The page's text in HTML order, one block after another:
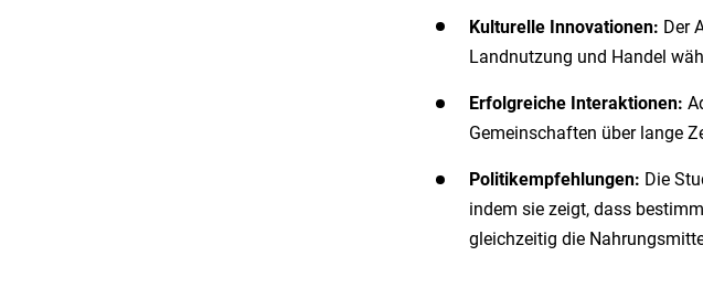
Kulturelle Innovationen: Der
Landnutzung und Handel
Erfolgreiche Interaktionen:
Gemeinschaften über lange
Politikempfehlungen: Die
indem sie zeigt, dass
gleichzeitig die